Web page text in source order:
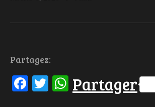
Partagez:
Facebook
Twitter
WhatsApp
Partager